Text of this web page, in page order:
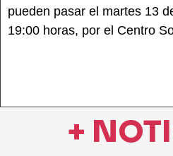
pueden pasar el martes 13
19:00 horas, por el Centro
+